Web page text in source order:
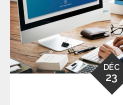
DÉC
23